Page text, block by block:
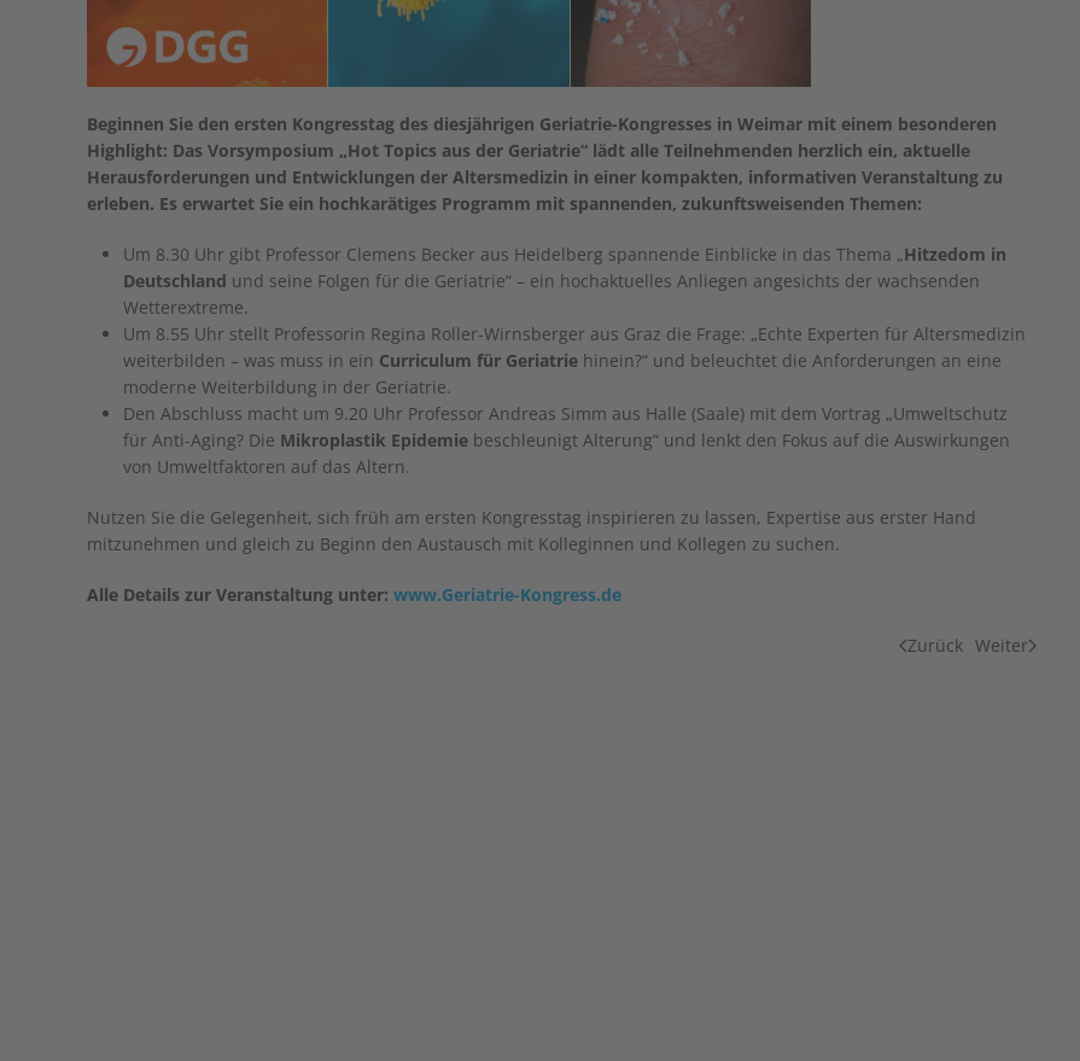
Beginnen Sie den ersten Kongresstag des diesjährigen Geriatrie-Kongresses in Weimar mit einem besonderen
Highlight: Das Vorsymposium „Hot Topics aus der Geriatrie“ lädt alle Teilnehmenden herzlich ein, aktuelle
Herausforderungen und Entwicklungen der Altersmedizin in einer kompakten, informativen Veranstaltung zu
erleben. Es erwartet Sie ein hochkarätiges Programm mit spannenden, zukunftsweisenden Themen:
Um 8.30 Uhr gibt Professor Clemens Becker aus Heidelberg spannende Einblicke in das Thema „Hitzedom in
Deutschland und seine Folgen für die Geriatrie“ – ein hochaktuelles Anliegen angesichts der wachsenden
Wetterextreme.
Um 8.55 Uhr stellt Professorin Regina Roller-Wirnsberger aus Graz die Frage: „Echte Experten für Altersmedizin
weiterbilden – was muss in ein Curriculum für Geriatrie hinein?“ und beleuchtet die Anforderungen an eine
moderne Weiterbildung in der Geriatrie.
Den Abschluss macht um 9.20 Uhr Professor Andreas Simm aus Halle (Saale) mit dem Vortrag „Umweltschutz
für Anti-Aging? Die Mikroplastik Epidemie beschleunigt Alterung“ und lenkt den Fokus auf die Auswirkungen
von Umweltfaktoren auf das Altern.
Nutzen Sie die Gelegenheit, sich früh am ersten Kongresstag inspirieren zu lassen, Expertise aus erster Hand
mitzunehmen und gleich zu Beginn den Austausch mit Kolleginnen und Kollegen zu suchen.
Alle Details zur Veranstaltung unter: www.Geriatrie-Kongress.de
Zurück Weiter